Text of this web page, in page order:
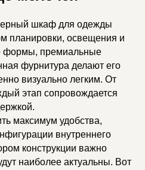
шкаф для одежды
планировки, освещения и
формы, премиальные
фурнитура делают его
визуально легким. От
этап сопровождается
максимум удобства,
внутреннего
конструкции важно
наиболее актуальны. Вот
с вами или